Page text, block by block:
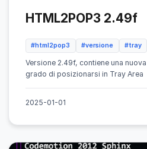
HTML2POP3 2.49f
#html2pop3 #versione #tray
Versione 2.49f, contiene una
grado di posizionarsi in Tray Area
2025-01-01